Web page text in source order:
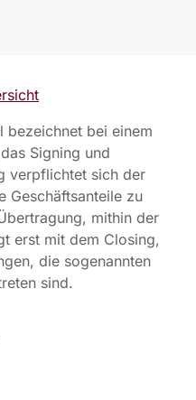
bezeichnet bei einem
Signing und
verpflichtet sich der
Geschäftsanteile zu
mithin der
erst mit dem Closing,
die sogenannten
sind.